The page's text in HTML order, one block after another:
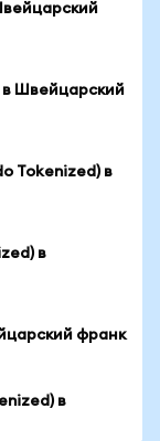
в Швейцарский
Tokenized) в
в
франк
в